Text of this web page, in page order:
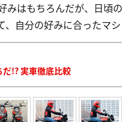
はもちろんだが、日頃
自分の好みに合ったマ
!? 実車徹底比較